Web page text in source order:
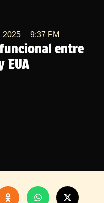
entre
EUA
2025 9:37 PM